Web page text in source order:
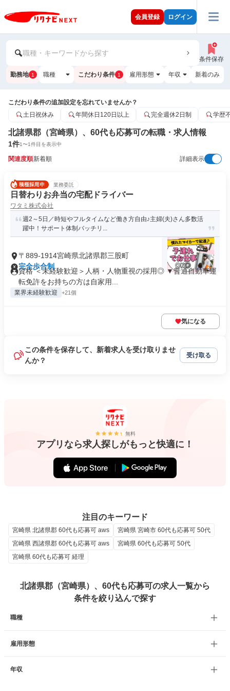
会員登録 ログイン
職種・キーワードから探す
条件保存
勤務地 1 職種 こだわり条件 1 雇用形態 年収 新着のみ
こだわり条件の追加設定を忘れていませんか？
土日祝休み
年間休日120日以上 完全週休2日制 学歴
北諸県郡（宮崎県）、60代も応募可の転職・求人情報
1件1〜1件目を表示中
関連度順新着順 詳細表示
業務委託
日替わりお弁当の宅配ドライバー
ワタミ株式会社
週2～5日／時短やフルタイムなど働き方自由♪主婦(夫)さん多数活
躍中！サポート体制バッチリ...
〒889-1914宮崎県北諸県郡三股町
完全歩合制
資格 ＜未経験歓迎＞人柄・人物重視の採用◎ ▼普通自動車運
転免許をお持ちの方は自家用...
業界未経験歓迎 +21個
気になる
この条件を保存して、新着求人を受け取りませ
んか？
受け取る
無料
アプリなら求人探しがもっと快適に！
注目のキーワード
宮崎県 北諸県郡 60代も応募可 aws
宮崎県 宮崎市 60代も応募可 50代
宮崎県 西諸県郡 60代も応募可 aws
宮崎県 60代も応募可 50代
宮崎県 60代も応募可 経理
北諸県郡（宮崎県）、60代も応募可の求人一覧から
条件を絞り込んで探す
職種
雇用形態
年収